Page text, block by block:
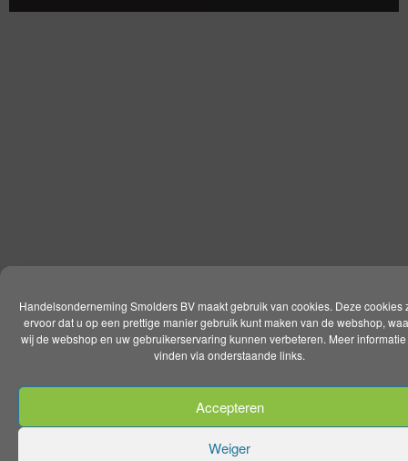
Handelsonderneming Smolders BV maakt gebruik van cookies. Deze cookies
ervoor dat u op een prettige manier gebruik kunt maken van de webshop,
wij de webshop en uw gebruikerservaring kunnen verbeteren. Meer
vinden via onderstaande links.
Accepteren
Weiger